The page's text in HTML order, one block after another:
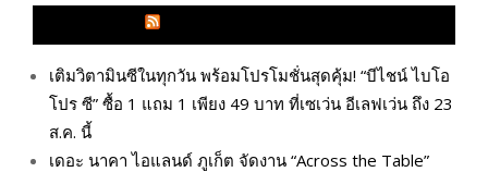
เติมวิตามินซีในทุกวัน พร้อมโปรโมชั่นสุดคุ้ม! “บีไชน์ ไบโอ
โปร ซี” ซื้อ 1 แถม 1 เพียง 49 บาท ที่เซเว่น อีเลฟเว่น ถึง 23
ส.ค. นี้
เดอะ นาคา ไอแลนด์ ภูเก็ต จัดงาน “Across the Table”